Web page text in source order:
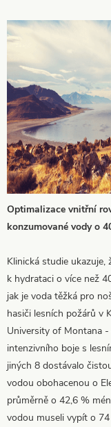
Optimalizace vnitřní
konzumované vody o
Klinická studie
k hydrataci o více než
jak je voda těžká pro
hasiči lesních požárů v
University of Montana
intenzivního boje s
jiných 8 dostávalo
vodou obohacenou o
průměrně o 42,6 %
vodou museli vypít o